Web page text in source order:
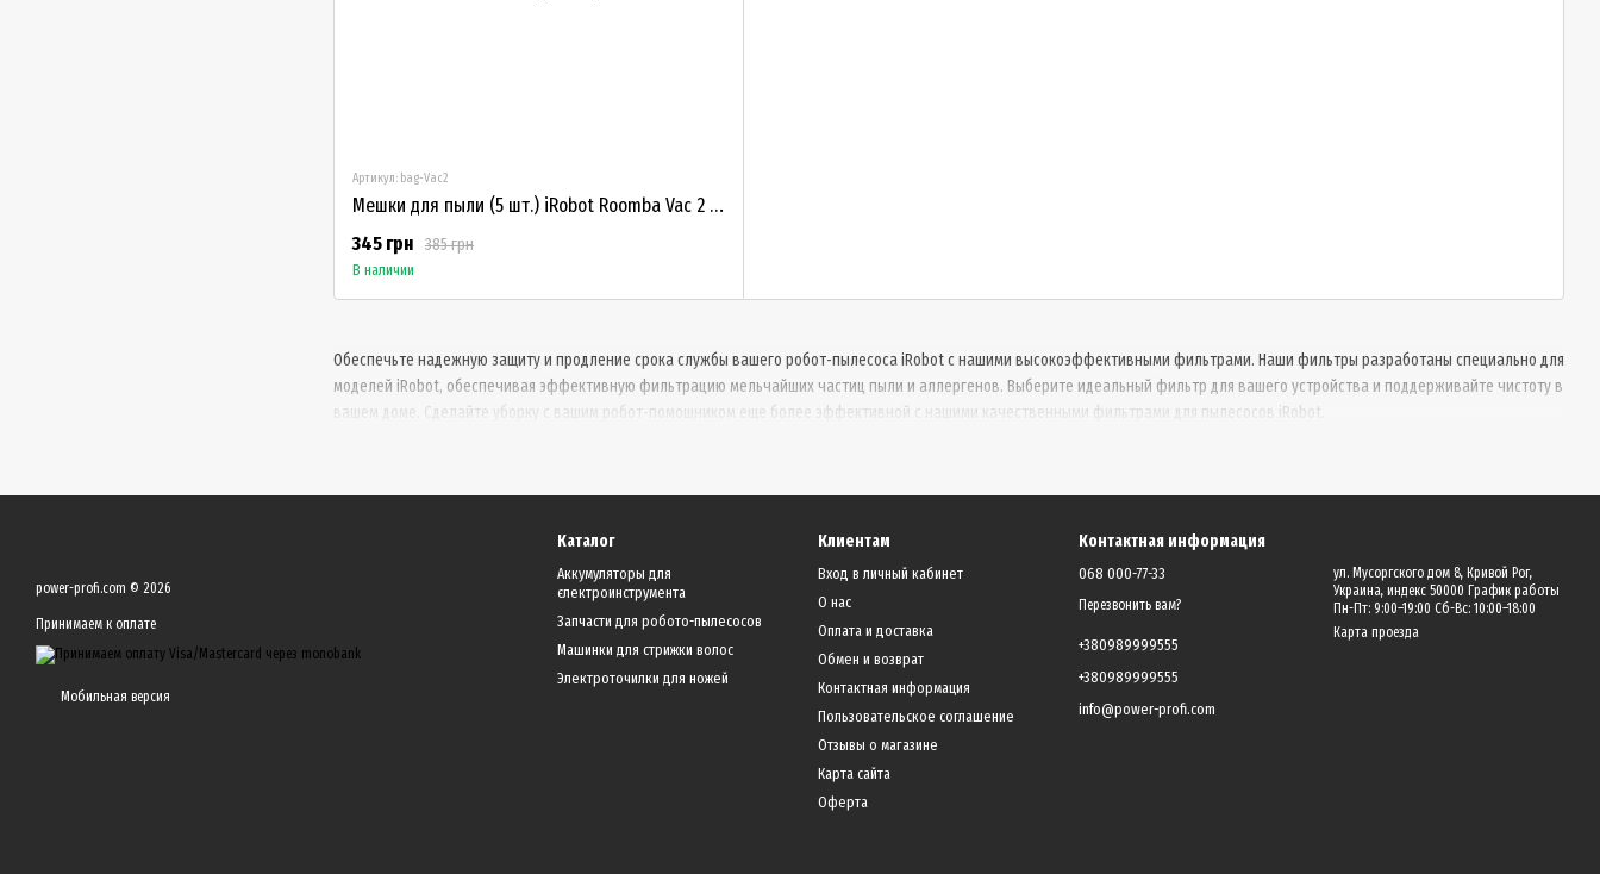
Обеспечьте надежную защиту и продление срока службы вашего робот-пылесоса iRobot с нашими высокоэффективными фильтрами. Наши фильтры разработаны специально для
моделей iRobot, обеспечивая эффективную фильтрацию мельчайших частиц пыли и аллергенов. Выберите идеальный фильтр для вашего устройства и поддерживайте чистоту в
вашем доме. Сделайте уборку с вашим робот-помощником еще более эффективной с нашими качественными фильтрами для пылесосов iRobot.
Артикул: bag-Vac2
Мешки для пыли (5 шт.) iRobot Roomba Vac 2 Essential, Combo 2 Essential, Q0520, Y051240, 104, 105, Plus 405...
385 грн
345 грн
В наличии
power-profi.com © 2026
Принимаем к оплате
Мобильная версия
Каталог
Аккумуляторы для
єлектроинструмента
Запчасти для робото-пылесосов
Машинки для стрижки волос
Электроточилки для ножей
Клиентам
Вход в личный кабинет
О нас
Оплата и доставка
Обмен и возврат
Контактная информация
Пользовательское соглашение
Отзывы о магазине
Карта сайта
Оферта
Контактная информация
068 000-77-33
Перезвонить вам?
+380989999555
+380989999555
info@power-profi.com
ул. Мусоргского дом 8, Кривой Рог,
Украина, индекс 50000 График работы
Пн-Пт: 9:00–19:00 Сб-Вс: 10:00–18:00
Карта проезда